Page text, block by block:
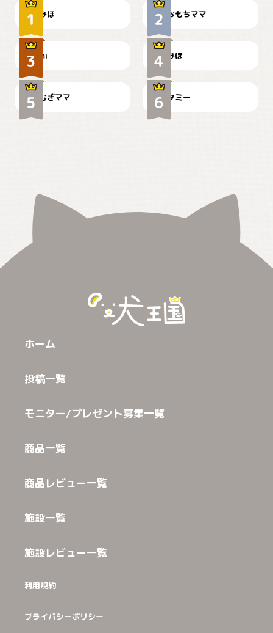
みほ おもちママ
可愛い？
mi
見てるぞぉ
みほ
🌻とむぎ！
むぎママ
ドーベルマンのお友達邸に
て
タミー
ホーム
投稿一覧
モニター/プレゼント募集一覧
商品一覧
商品レビュー一覧
施設一覧
施設レビュー一覧
利用規約
プライバシーポリシー